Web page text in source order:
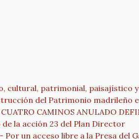
cultural, patrimonial, paisajístico
del Patrimonio madrileño
CAMINOS ANULADO
la acción 23 del Plan Director
Por un acceso libre a la Presa del